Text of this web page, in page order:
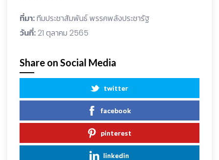
ที่มา:ทีมประชาสัมพันธ์ พรรคพลังประชารัฐ
วันที่: 21 ตุลาคม 2565
Share on Social Media
twitter
facebook
pinterest
linkedin